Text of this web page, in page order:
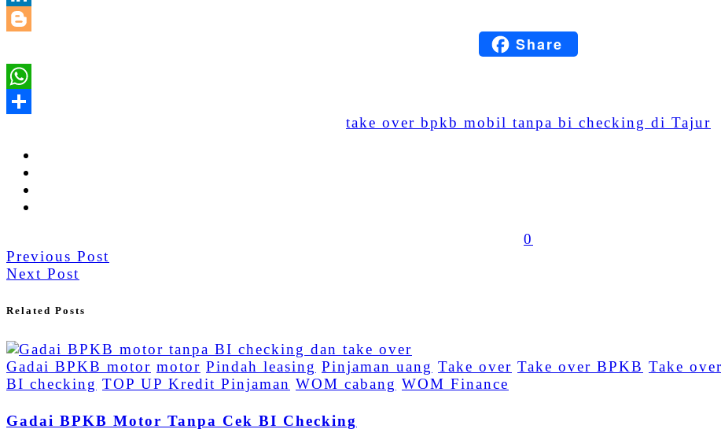
BloggerShare
Share
take over bpkb mobil tanpa bi checking di Tajur
0
Previous Post
Next Post
Related Posts
Gadai BPKB motor motor Pindah leasing Pinjaman uang Take over Take over BPKB Take
BI checking TOP UP Kredit Pinjaman WOM cabang WOM Finance
Gadai BPKB Motor Tanpa Cek BI Checking